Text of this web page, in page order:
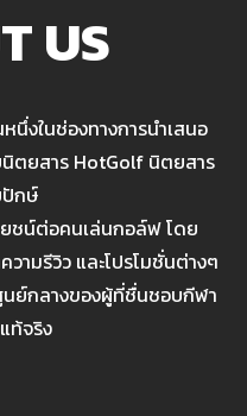
US
นึ่งในช่องทางการนำเสนอ
นิตยสาร HotGolf นิตยสาร
กษ์
ยชน์ต่อคนเล่นกอล์ฟ โดย
ามรีวิว และโปรโมชั่นต่างๆ
นย์กลางของผู้ที่ชื่นชอบกีฬา
ท้จริง